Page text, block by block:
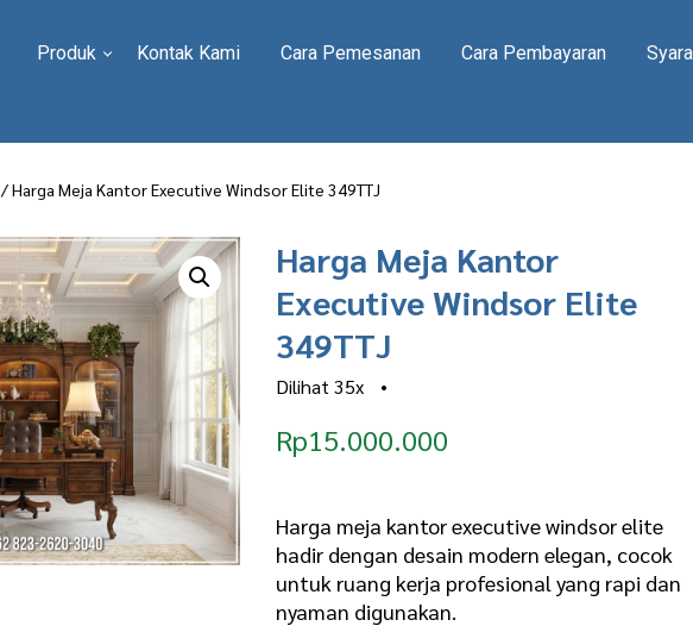
Produk Kontak Kami Cara Pemesanan Cara Pembayaran
/ Harga Meja Kantor Executive Windsor Elite 349TTJ
Harga Meja Kantor
Executive Windsor Elite
349TTJ
Dilihat35x •
Rp15.000.000
Harga meja kantor executive windsor elite
hadir dengan desain modern elegan, cocok
untuk ruang kerja profesional yang rapi dan
nyaman digunakan.